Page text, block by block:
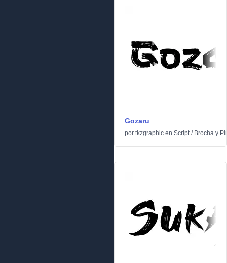
Gozaru
por tkzgraphic en Script/ Brocha y